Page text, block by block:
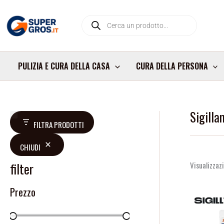
contenuto
search
PULIZIA E CURA DELLA CASA CURA DELLA PERSONA
FILTRA PRODOTTI
CHIUDI
filter
Prezzo
D
s
p
o
n